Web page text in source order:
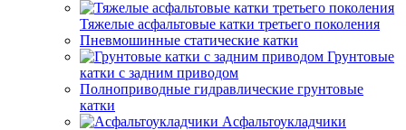
Тяжелые асфальтовые катки третьего поколения
Пневмошинные статические катки
Грунтовые
катки с задним приводом
Полноприводные гидравлические грунтовые
катки
Асфальтоукладчики